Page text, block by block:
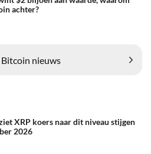
achter?
nieuws
XRP koers naar dit niveau stijgen
2026